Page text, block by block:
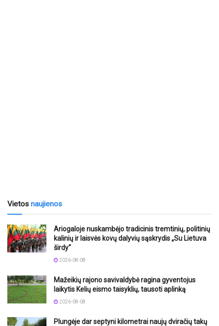
Vietos naujienos
Ariogaloje nuskambėjo tradicinis tremtinių, politinių
kalinių ir laisvės kovų dalyvių sąskrydis „Su Lietuva
širdy“
2026-08-08
Mažeikių rajono savivaldybė ragina gyventojus
laikytis Kelių eismo taisyklių, tausoti aplinką
2026-08-08
Plungėje dar septyni kilometrai naujų dviračių takų